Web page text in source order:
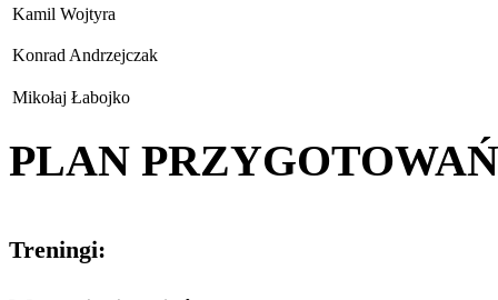
Kamil Wojtyra
Konrad Andrzejczak
Mikołaj Łabojko
PLAN PRZYGOTOWAŃ
Treningi: